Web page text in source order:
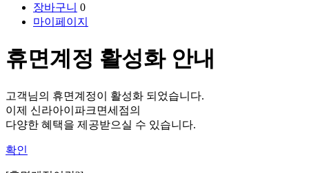
장바구니 0
마이페이지
휴면계정 활성화 안내
고객님의 휴면계정이 활성화 되었습니다.
이제 신라아이파크면세점의
다양한 혜택을 제공받으실 수 있습니다.
확인